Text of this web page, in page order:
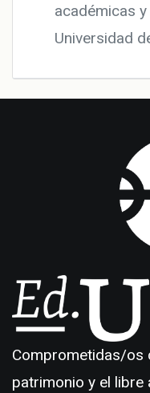
académicas
Universidad
Comprometidas/os
patrimonio y el